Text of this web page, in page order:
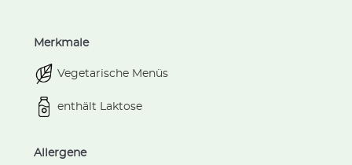
Merkmale
Vegetarische Menüs
enthält Laktose
Allergene